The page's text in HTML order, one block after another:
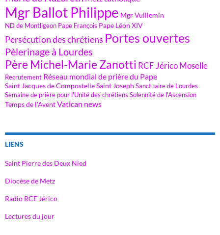
Mgr Ballot Philippe Mgr Vuillemin
ND de Montligeon Pape François Pape Léon XIV
Persécution des chrétiens Portes ouvertes
Pèlerinage à Lourdes
Père Michel-Marie Zanotti RCF Jérico Moselle
Recrutement Réseau mondial de prière du Pape
Saint Jacques de CompostelleSaint Joseph Sanctuaire de Lourdes
Semaine de prière pour l'Unité des chrétiens Solennité de l'Ascension
Temps de l'AventVatican news
LIENS
Saint Pierre des Deux Nied
Diocèse de Metz
Radio RCF Jérico
Lectures du jour